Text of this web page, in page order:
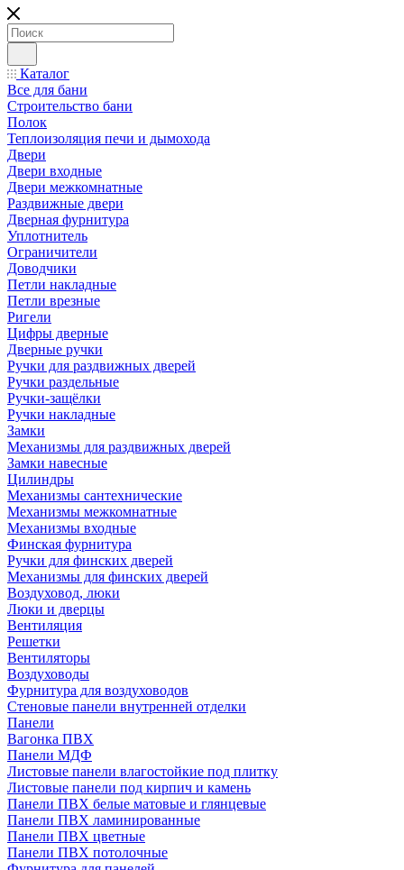
Каталог
Все для бани
Строительство бани
Полок
Теплоизоляция печи и дымохода
Двери
Двери входные
Двери межкомнатные
Раздвижные двери
Дверная фурнитура
Уплотнитель
Ограничители
Доводчики
Петли накладные
Петли врезные
Ригели
Цифры дверные
Дверные ручки
Ручки для раздвижных дверей
Ручки раздельные
Ручки-защёлки
Ручки накладные
Замки
Механизмы для раздвижных дверей
Замки навесные
Цилиндры
Механизмы сантехнические
Механизмы межкомнатные
Механизмы входные
Финская фурнитура
Ручки для финских дверей
Механизмы для финских дверей
Воздуховод, люки
Люки и дверцы
Вентиляция
Решетки
Вентиляторы
Воздуховоды
Фурнитура для воздуховодов
Стеновые панели внутренней отделки
Панели
Вагонка ПВХ
Панели МДФ
Листовые панели влагостойкие под плитку
Листовые панели под кирпич и камень
Панели ПВХ белые матовые и глянцевые
Панели ПВХ ламинированные
Панели ПВХ цветные
Панели ПВХ потолочные